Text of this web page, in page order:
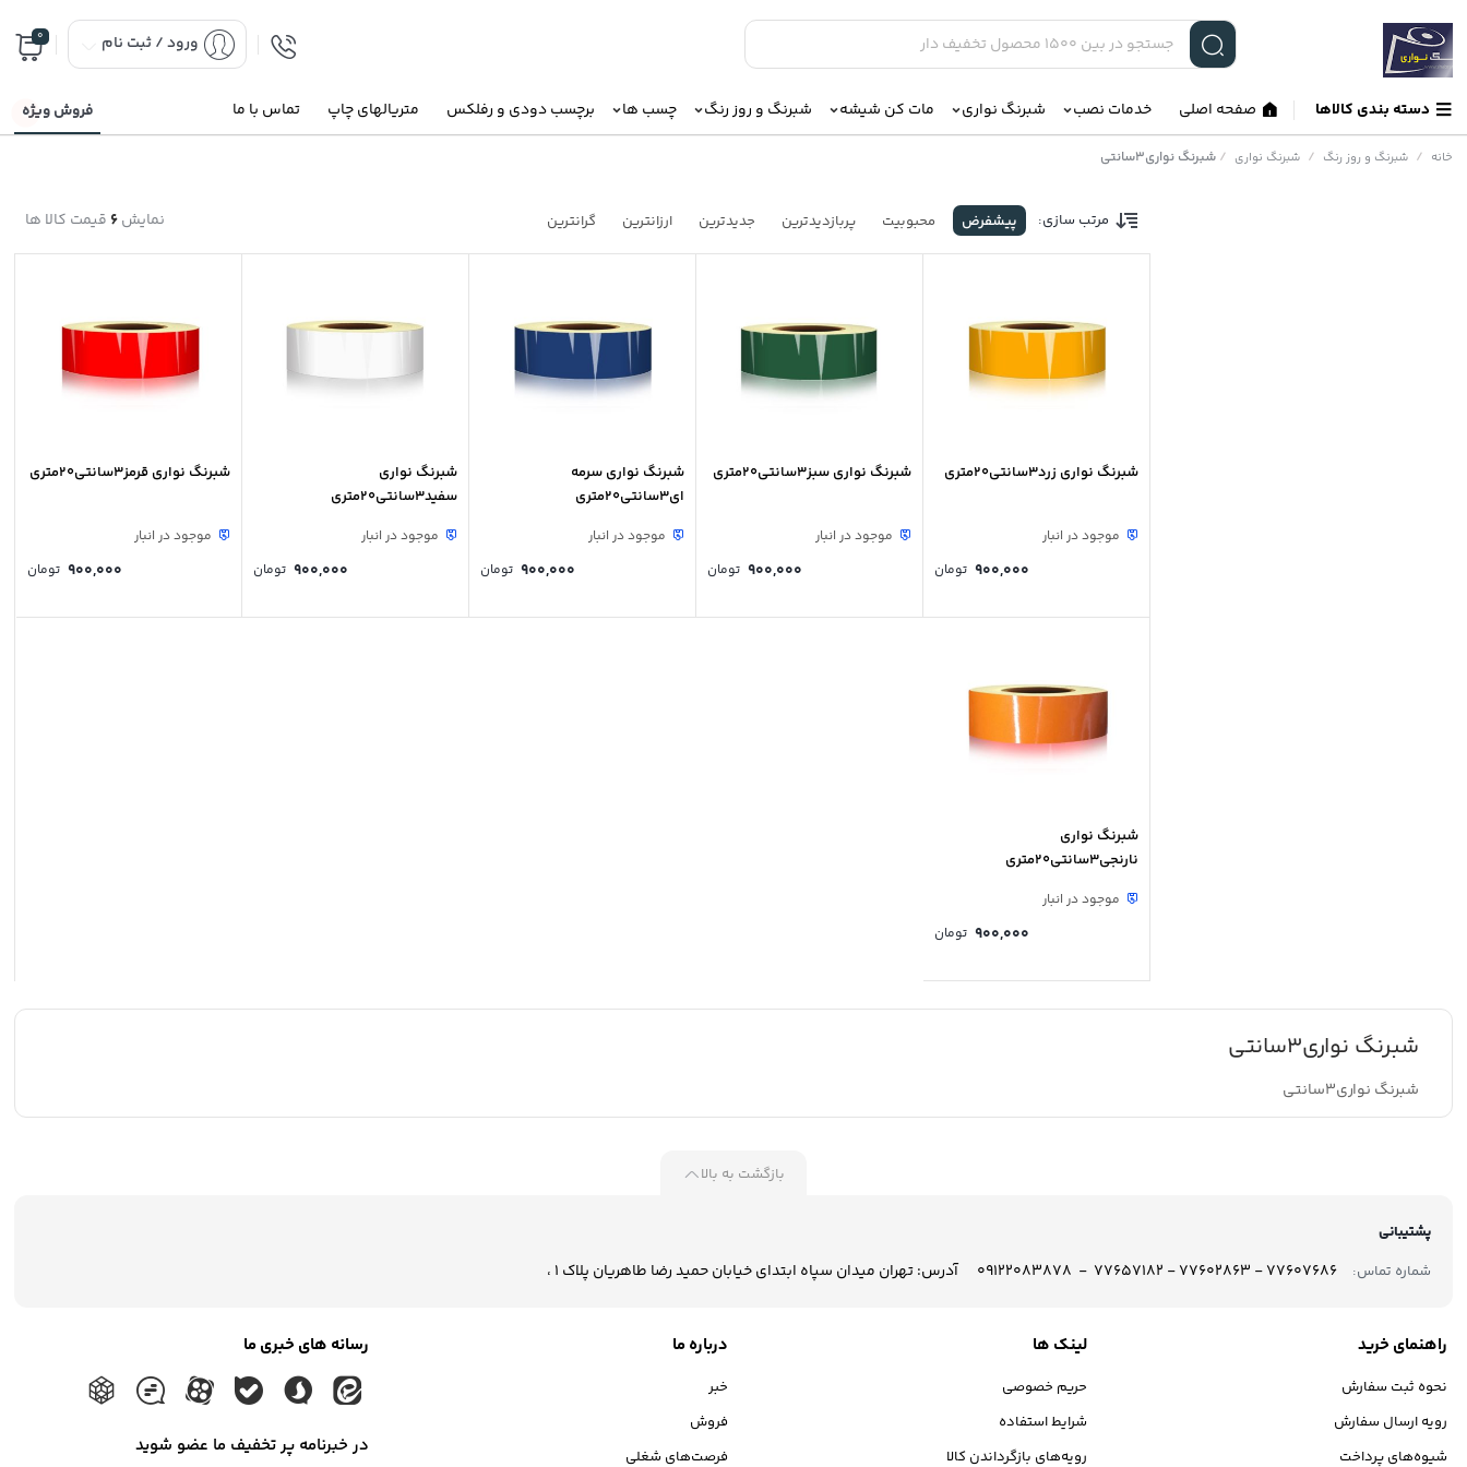
ورود / ثبت نام 0
دسته بندی کالاها صفحه اصلی خدمات نصب شبرنگ نواری مات کن شیشه شبرنگ و روز رنگ چسب ها برچسب دودی و رفلکس متریالهای چاپ تماس با ما فروش ویژه
خانه / شبرنگ و روز رنگ / شبرنگ نواری /شبرنگ نواری3سانتی
مرتب سازی: پیشفرض محبوبیت پربازدیدترین جدیدترین ارزانترین گرانترین نمایش6 قیمت کالا ها
شبرنگ نواری زرد3سانتی20متری
موجود در انبار
900,000 تومان
شبرنگ نواری سبز3سانتی20متری
موجود در انبار
900,000 تومان
شبرنگ نواری سرمه
ای3سانتی20متری
موجود در انبار
900,000 تومان
شبرنگ نواری
سفید3سانتی20متری
موجود در انبار
900,000 تومان
شبرنگ نواری قرمز3سانتی20متری
موجود در انبار
900,000 تومان
شبرنگ نواری
نارنجی3سانتی20متری
موجود در انبار
900,000 تومان
شبرنگ نواری3سانتی
شبرنگ نواری3سانتی
بازگشت به بالا
پشتیبانی
شماره تماس:
77607686 - 77602863 - 77657182 - 09122083878 آدرس: تهران میدان سپاه ابتدای خیابان حمید رضا طاهریان پلاک 1 ،
راهنمای خرید
نحوه ثبت سفارش
رویه ارسال سفارش
شیوه‌های پرداخت
لینک ها
حریم خصوصی
شرایط استفاده
رویه‌های بازگرداندن کالا
درباره ما
خبر
فروش
فرصت‌های شغلی
رسانه های خبری ما
در خبرنامه پر تخفیف ما عضو شوید